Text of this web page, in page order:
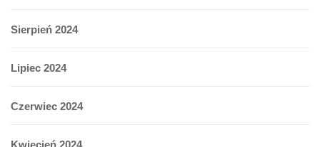
Sierpień 2024
Lipiec 2024
Czerwiec 2024
Kwiecień 2024